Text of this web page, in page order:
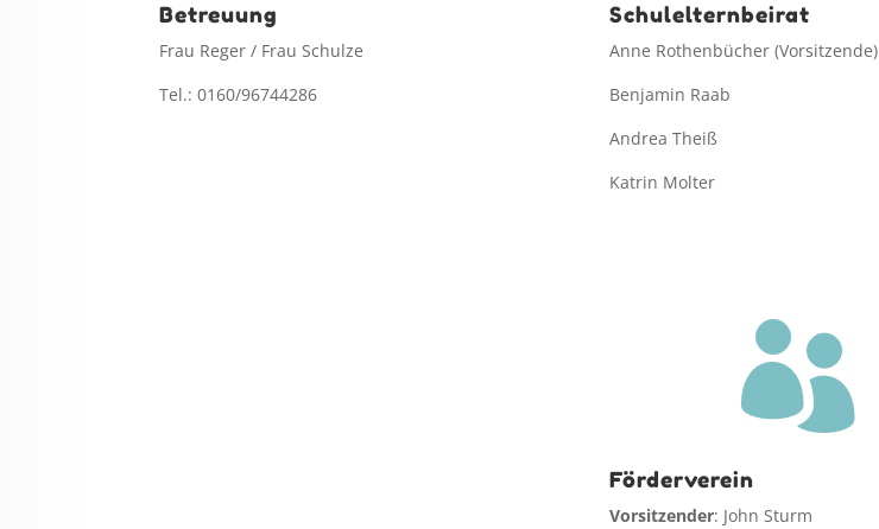
Betreuung
Frau Reger / Frau Schulze
Tel.: 0160/96744286
Schulelternbeirat
Anne Rothenbücher (Vorsitzende)
Benjamin Raab
Andrea Theiß
Katrin Molter

Förderverein
Vorsitzender: John Sturm